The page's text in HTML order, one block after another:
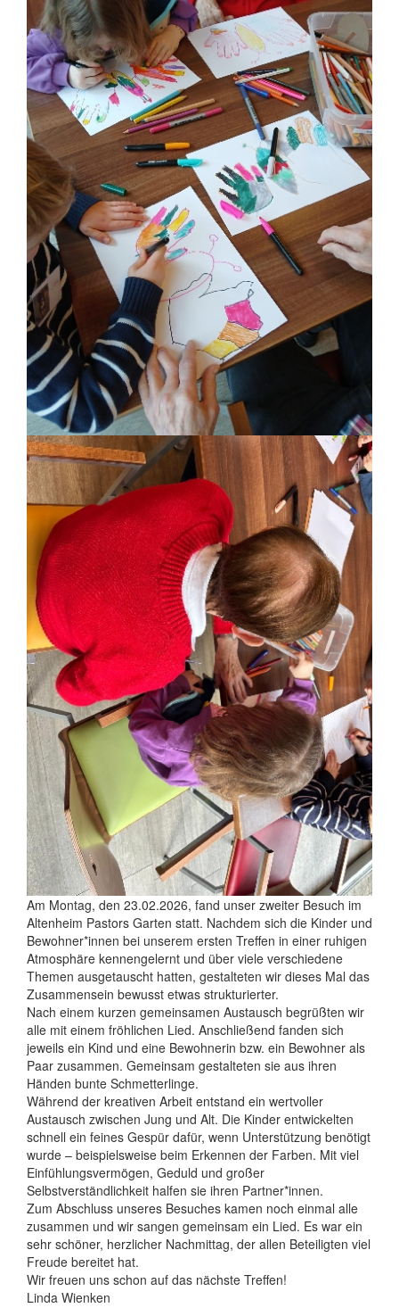
Am Montag, den 23.02.2026, fand unser zweiter Besuch im
Altenheim Pastors Garten statt. Nachdem sich die Kinder und
Bewohner*innen bei unserem ersten Treffen in einer ruhigen
Atmosphäre kennengelernt und über viele verschiedene
Themen ausgetauscht hatten, gestalteten wir dieses Mal das
Zusammensein bewusst etwas strukturierter.
Nach einem kurzen gemeinsamen Austausch begrüßten wir
alle mit einem fröhlichen Lied. Anschließend fanden sich
jeweils ein Kind und eine Bewohnerin bzw. ein Bewohner als
Paar zusammen. Gemeinsam gestalteten sie aus ihren
Händen bunte Schmetterlinge.
Während der kreativen Arbeit entstand ein wertvoller
Austausch zwischen Jung und Alt. Die Kinder entwickelten
schnell ein feines Gespür dafür, wenn Unterstützung benötigt
wurde – beispielsweise beim Erkennen der Farben. Mit viel
Einfühlungsvermögen, Geduld und großer
Selbstverständlichkeit halfen sie ihren Partner*innen.
Zum Abschluss unseres Besuches kamen noch einmal alle
zusammen und wir sangen gemeinsam ein Lied. Es war ein
sehr schöner, herzlicher Nachmittag, der allen Beteiligten viel
Freude bereitet hat.
Wir freuen uns schon auf das nächste Treffen!
Linda Wienken